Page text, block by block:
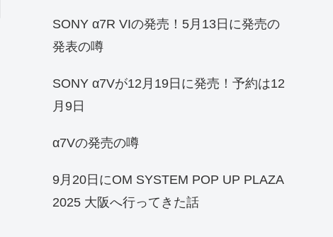
SONY α7R VIの発売！5月13日に発売の
発表の噂
SONY α7Vが12月19日に発売！予約は12
月9日
α7Vの発売の噂
9月20日にOM SYSTEM POP UP PLAZA
2025 大阪へ行ってきた話